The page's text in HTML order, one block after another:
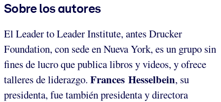
Sobre los autores
El Leader to Leader Institute, antes Drucker
Foundation, con sede en Nueva York, es un grupo sin
fines de lucro que publica libros y videos, y ofrece
talleres de liderazgo. Frances Hesselbein, su
presidenta, fue también presidenta y directora